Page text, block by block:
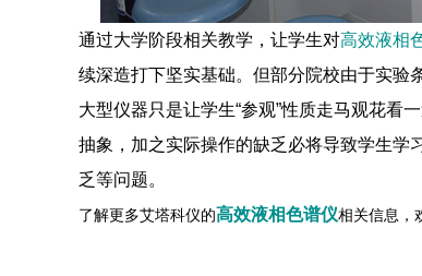
通过大学阶段相关教学，让学生对高效液相
续深造打下坚实基础。但部分院校由于实验
大型仪器只是让学生“参观”性质走马观花看
抽象，加之实际操作的缺乏必将导致学生学
乏等问题。
了解更多艾塔科仪的高效液相色谱仪相关信息，